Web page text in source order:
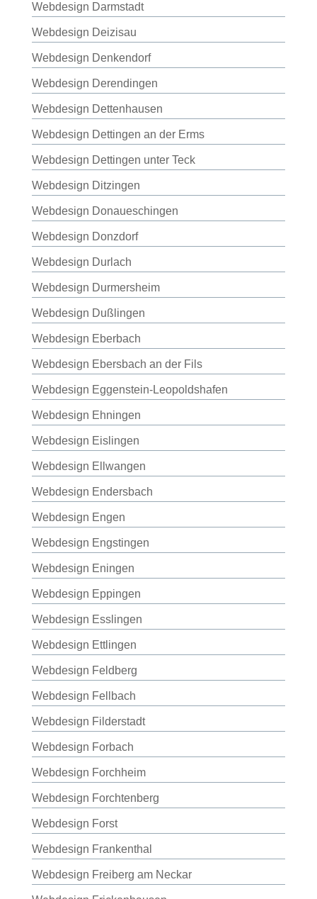
Webdesign Darmstadt
Webdesign Deizisau
Webdesign Denkendorf
Webdesign Derendingen
Webdesign Dettenhausen
Webdesign Dettingen an der Erms
Webdesign Dettingen unter Teck
Webdesign Ditzingen
Webdesign Donaueschingen
Webdesign Donzdorf
Webdesign Durlach
Webdesign Durmersheim
Webdesign Dußlingen
Webdesign Eberbach
Webdesign Ebersbach an der Fils
Webdesign Eggenstein-Leopoldshafen
Webdesign Ehningen
Webdesign Eislingen
Webdesign Ellwangen
Webdesign Endersbach
Webdesign Engen
Webdesign Engstingen
Webdesign Eningen
Webdesign Eppingen
Webdesign Esslingen
Webdesign Ettlingen
Webdesign Feldberg
Webdesign Fellbach
Webdesign Filderstadt
Webdesign Forbach
Webdesign Forchheim
Webdesign Forchtenberg
Webdesign Forst
Webdesign Frankenthal
Webdesign Freiberg am Neckar